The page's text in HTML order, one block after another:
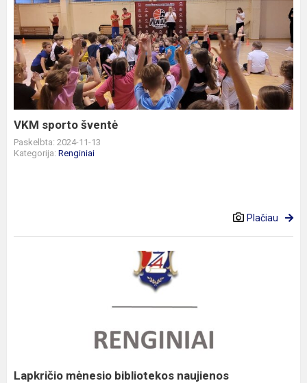
VKM
sporto
šventė
VKM sporto šventė
Paskelbta: 2024-11-13
Kategorija: Renginiai
Plačiau
Lapkričio mėnesio bibliotekos naujienos